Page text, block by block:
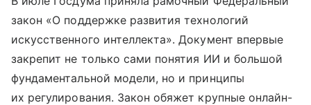
закон «О поддержке развития технологий
искусственного интеллекта». Документ впервые
закрепит не только сами понятия ИИ и большой
фундаментальной модели, но и принципы
их регулирования. Закон обяжет крупные онлайн-